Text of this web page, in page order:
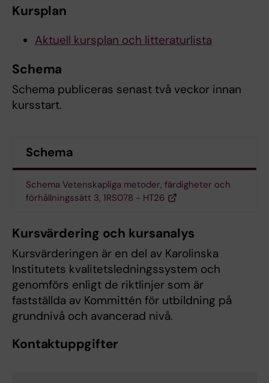
Kursplan
Aktuell kursplan och litteraturlista
Schema
Schema publiceras senast två veckor innan
kursstart.
Schema
Schema Vetenskapliga metoder, färdigheter och
förhållningssätt 3, 1RS078 - HT26
Kursvärdering och kursanalys
Kursvärderingen är en del av Karolinska
Institutets kvalitetsledningssystem och
genomförs enligt de riktlinjer som är
fastställda av Kommittén för utbildning på
grundnivå och avancerad nivå.
Kontaktuppgifter